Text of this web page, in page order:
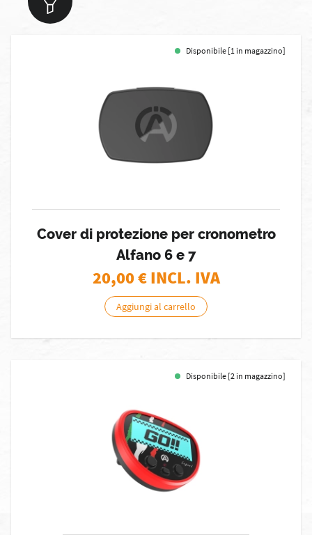
Disponibile [1 in magazzino]
Cover di protezione per cronometro
Alfano 6 e 7
20,00€ INCL. IVA
Aggiungi al carrello
Disponibile [2 in magazzino]